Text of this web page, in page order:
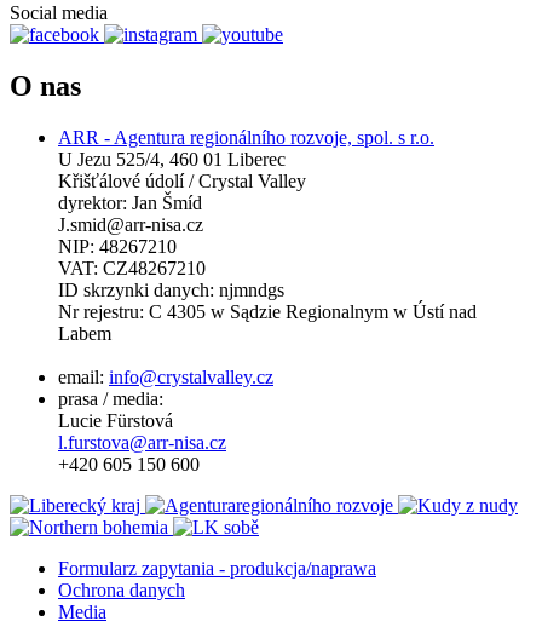
Social media
O nas
ARR - Agentura regionálního rozvoje, spol. s r.o.
U Jezu 525/4, 460 01 Liberec
Křišťálové údolí / Crystal Valley
dyrektor: Jan Šmíd
J.smid@arr-nisa.cz
NIP: 48267210
VAT: CZ48267210
ID skrzynki danych: njmndgs
Nr rejestru: C 4305 w Sądzie Regionalnym w Ústí nad
Labem
email: info@crystalvalley.cz
prasa / media:
Lucie Fürstová
l.furstova@arr-nisa.cz
+420 605 150 600
Formularz zapytania - produkcja/naprawa
Ochrona danych
Media